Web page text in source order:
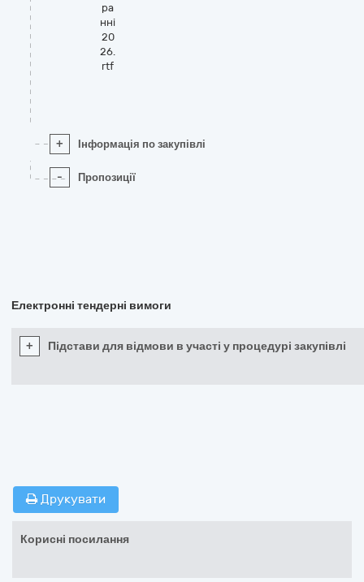
ра
нні
20
26.
rtf
+ Інформація по закупівлі
- Пропозиції
Електронні тендерні вимоги
+ Підстави для відмови в участі у процедурі закупівлі
Друкувати
Корисні посилання